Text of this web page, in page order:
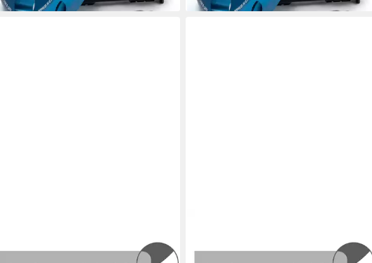
Sägeblatt Maschinensägeblatt 400
Sägeblatt Maschinensägeblatt 400